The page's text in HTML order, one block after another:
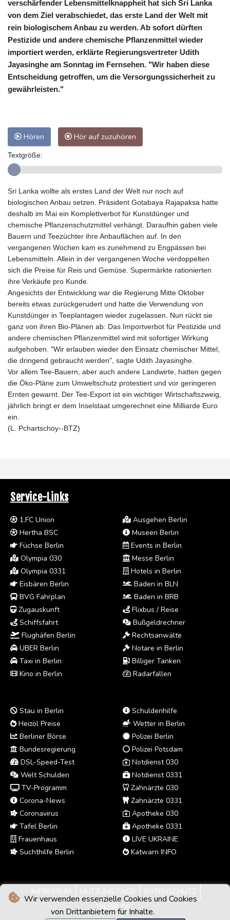
Wir verwenden essenzielle Cookies und Cookies
von Drittanbietern für Inhalte.
verschärfender Lebensmittelknappheit hat sich Sri Lanka
von dem Ziel verabschiedet, das erste Land der Welt mit
rein biologischem Anbau zu werden. Ab sofort dürften
Pestizide und andere chemische Pflanzenmittel wieder
importiert werden, erklärte Regierungsvertreter Udith
Jayasinghe am Sonntag im Fernsehen. "Wir haben diese
Entscheidung getroffen, um die Versorgungssicherheit zu
gewährleisten."
Hören Hör auf zuzuhören
Textgröße:
Sri Lanka wollte als erstes Land der Welt nur noch auf
biologischen Anbau setzen. Präsident Gotabaya Rajapaksa hatte
deshalb im Mai ein Komplettverbot für Kunstdünger und
chemische Pflanzenschutzmittel verhängt. Daraufhin gaben viele
Bauern und Teezüchter ihre Anbauflächen auf. In den
vergangenen Wochen kam es zunehmend zu Engpässen bei
Lebensmitteln. Allein in der vergangenen Woche verdoppelten
sich die Preise für Reis und Gemüse. Supermärkte rationierten
ihre Verkäufe pro Kunde.
Angesichts der Entwicklung war die Regierung Mitte Oktober
bereits etwas zurückgerudert und hatte die Verwendung von
Kunstdünger in Teeplantagen wieder zugelassen. Nun rückt sie
ganz von ihren Bio-Plänen ab: Das Importverbot für Pestizide und
andere chemischen Pflanzenmittel wird mit sofortiger Wirkung
aufgehoben. "Wir erlauben wieder den Einsatz chemischer Mittel,
die dringend gebraucht werden", sagte Udith Jayasinghe.
Vor allem Tee-Bauern, aber auch andere Landwirte, hatten gegen
die Öko-Pläne zum Umweltschutz protestiert und vor geringeren
Ernten gewarnt. Der Tee-Export ist ein wichtiger Wirtschaftszweig,
jährlich bringt er dem Inselstaat umgerechnet eine Milliarde Euro
ein.
(L. Pchartschoy--BTZ)
Service-Links
1.FC Union
Hertha BSC
Füchse Berlin
Olympia 030
Olympia 0331
Eisbären Berlin
BVG Fahrplan
Zugauskunft
Schiffsfahrt
Flughäfen Berlin
UBER Berlin
Taxi in Berlin
Kino in Berlin
Ausgehen Berlin
Museen Berlin
Events in Berlin
Messe Berlin
Hotels in Berlin
Baden in BLN
Baden in BRB
Flixbus / Reise
Bußgeldrechner
Rechtsanwälte
Notare in Berlin
Billiger Tanken
Radarfallen
Stau in Berlin
Heizöl Preise
Berliner Börse
Bundesregierung
DSL-Speed-Test
Welt Schulden
TV-Programm
Corona-News
Coronavirus
Tafel Berlin
Frauenhaus
Suchthilfe Berlin
Schuldenhilfe
Wetter in Berlin
Polizei Berlin
Polizei Potsdam
Notdienst 030
Notdienst 0331
Zahnärzte 030
Zahnärzte 0331
Apotheke 030
Apotheke 0331
LIVE UKRAINE
Katwarn INFO
IMPRESSUM NUTZUNG / AGB
DATENSCHUTZ
WERBUNG